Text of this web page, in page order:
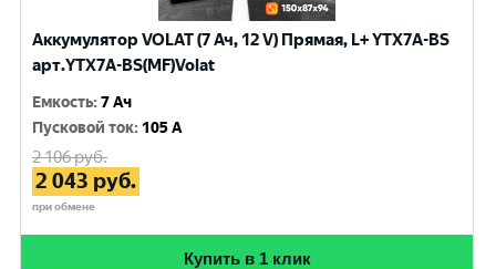
Аккумулятор VOLAT (7 Ач, 12 V) Прямая, L+ YTX7A-BS
арт.YTX7A-BS(MF)Volat
Емкость:7 Ач
Пусковой ток: 105 A
2 106руб.
2 043 руб.
при обмене
Купить в 1 клик